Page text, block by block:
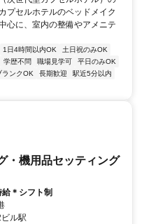
プセルホテルのベッドメイク
心に、室内の整備やアメニテ
1日4時間以内OK
土日祝のみOK
学歴不問 職場見学可
平日のみOK
ランクOK 長期歓迎
駅近5分以内
・機用品セッティング
＊シフト制
ル駅